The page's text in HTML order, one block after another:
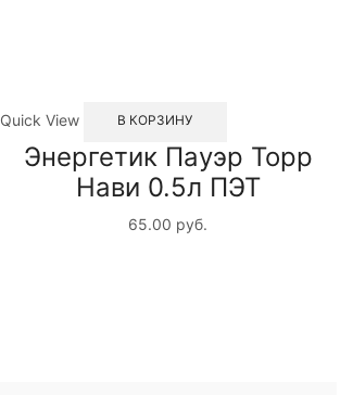
Quick View В КОРЗИНУ
Энергетик Пауэр Торр
Нави 0.5л ПЭТ
65.00 руб.